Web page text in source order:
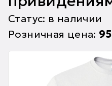
Статус: в наличии
Розничная цена: